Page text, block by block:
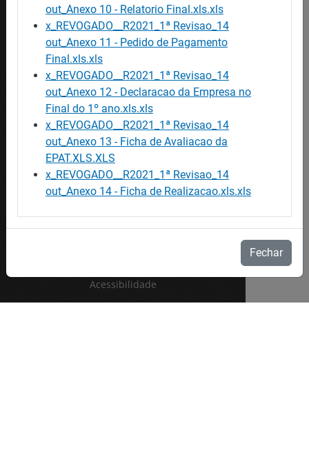
out_Anexo 10 - Relatorio Final.xls.xls
x_REVOGADO__R2021_1ª Revisao_14
out_Anexo 11 - Pedido de Pagamento
Final.xls.xls
x_REVOGADO__R2021_1ª Revisao_14
out_Anexo 12 - Declaracao da Empresa no
Final do 1º ano.xls.xls
x_REVOGADO__R2021_1ª Revisao_14
out_Anexo 13 - Ficha de Avaliacao da
EPAT.XLS.XLS
x_REVOGADO__R2021_1ª Revisao_14
out_Anexo 14 - Ficha de Realizacao.xls.xls
Fechar
COMUNICAÇÃO
Canal Externo de Denúncias
Acessibilidade